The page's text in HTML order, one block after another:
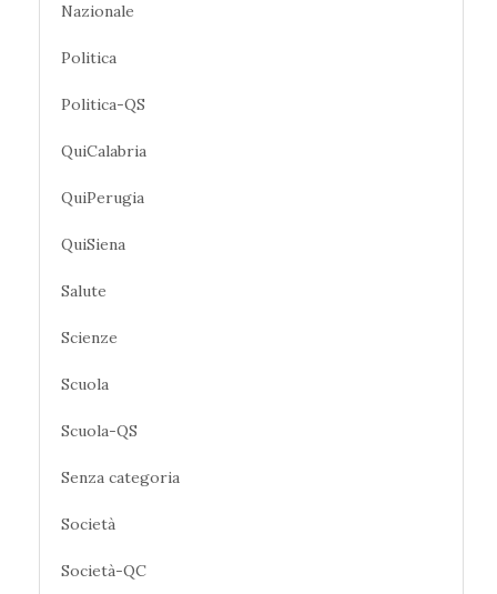
Nazionale
Politica
Politica-QS
QuiCalabria
QuiPerugia
QuiSiena
Salute
Scienze
Scuola
Scuola-QS
Senza categoria
Società
Società-QC